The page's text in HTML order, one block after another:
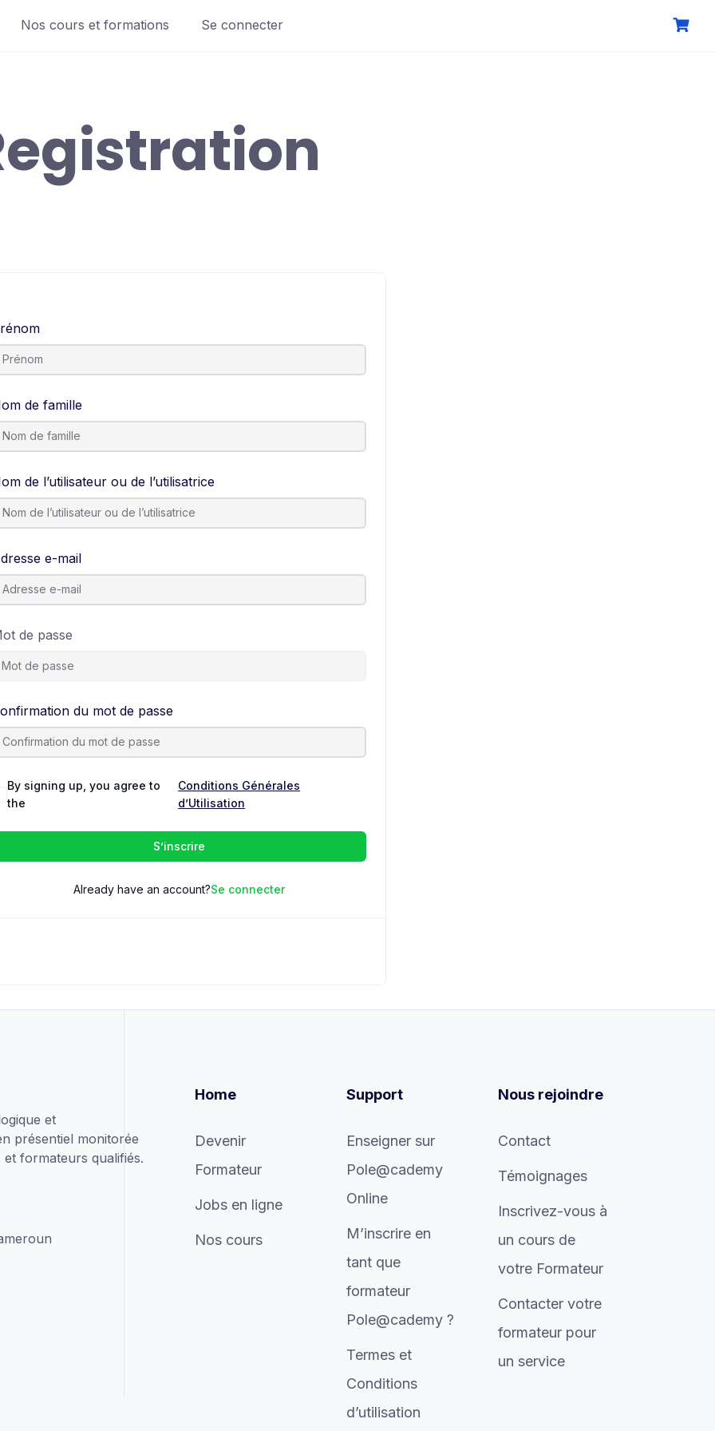
Nos cours et formations Se connecter
de famille
de l’utilisateur ou de l’utilisatrice
e-mail
de passe
du mot de passe
By signing up, you agree to
the
Conditions Générales
d’Utilisation
S’inscrire
Already have an account?Se connecter
et
présentiel monitorée
et formateurs qualifiés.
Home
Devenir
Formateur
Jobs en ligne
Nos cours
Support
Enseigner sur
Pole@cademy
Online
M’inscrire en
tant que
formateur
Pole@cademy ?
Termes et
Conditions
d’utilisation
Nous rejoindre
Contact
Témoignages
Inscrivez-vous à
un cours de
votre Formateur
Contacter votre
formateur pour
un service